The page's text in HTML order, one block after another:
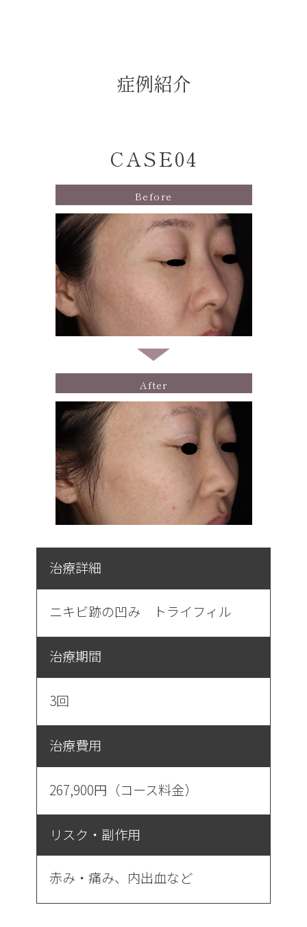
症例紹介
CASE04
Before
After
治療詳細
ニキビ跡の凹み トライフィル
治療期間
3回
治療費用
267,900円（コース料金）
リスク・副作用
赤み・痛み、内出血など